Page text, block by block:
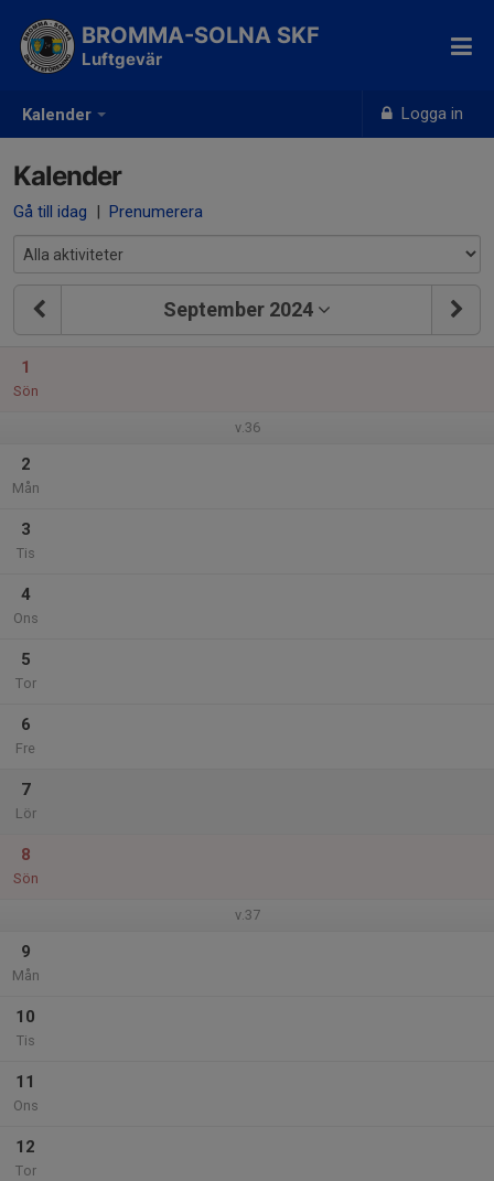
Kalender Logga in
BROMMA-SOLNA SKF
Luftgevär
Kalender
Gå till idag | Prenumerera
September 2024
1
Sön
v.36
2
Mån
3
Tis
4
Ons
5
Tor
6
Fre
7
Lör
8
Sön
v.37
9
Mån
10
Tis
11
Ons
12
Tor